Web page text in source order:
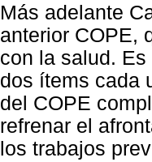
Más adelante
anterior COPE,
con la salud.
dos ítems cada
del COPE
refrenar el
los trabajos